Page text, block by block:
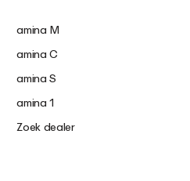
amina M
amina C
amina S
amina 1
Zoek dealer